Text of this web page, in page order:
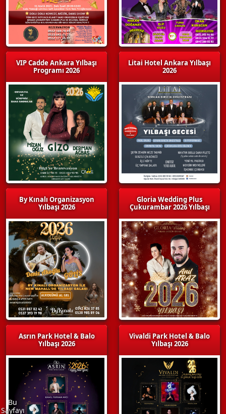
VIP Cadde Ankara Yılbaşı
Programı 2026
By Kınalı Organizasyon
Yılbaşı 2026
Asrın Park Hotel & Balo
Yılbaşı 2026
Litai Hotel Ankara Yılbaşı
2026
Gloria Wedding Plus
Çukurambar 2026 Yılbaşı
Vivaldi Park Hotel & Balo
Yılbaşı 2026
Bu
Sayfayı